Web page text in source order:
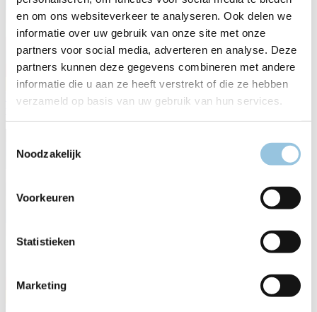
en om ons websiteverkeer te analyseren. Ook delen we
informatie over uw gebruik van onze site met onze
partners voor social media, adverteren en analyse. Deze
partners kunnen deze gegevens combineren met andere
informatie die u aan ze heeft verstrekt of die ze hebben
verzameld op basis van uw gebruik van hun services.
Noodzakelijk
Voorkeuren
Statistieken
Marketing
B-3030 MY26